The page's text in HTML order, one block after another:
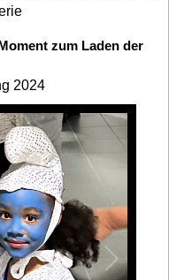
zum Laden der
2024